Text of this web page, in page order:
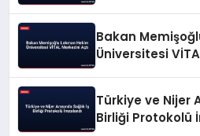
Bakan
Üniversitesi
Türkiye ve Nijer
Birliği Protokolü